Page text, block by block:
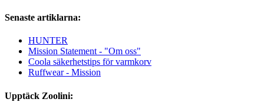
Senaste artiklarna:
HUNTER
Mission Statement - "Om oss"
Coola säkerhetstips för varmkorv
Ruffwear - Mission
Upptäck Zoolini: